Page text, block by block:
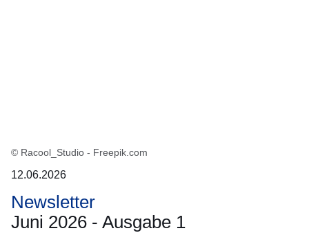
© Racool_Studio - Freepik.com
12.06.2026
Newsletter
Juni 2026 - Ausgabe 1